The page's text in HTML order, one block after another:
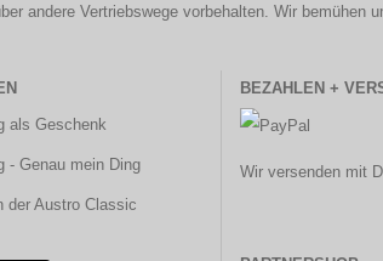
andere Vertriebswege vorbehalten. Wir bemühen
als Geschenk
- Genau mein Ding
der Austro Classic
BEZAHLEN +
Wir versenden mit